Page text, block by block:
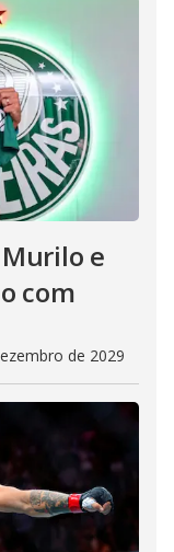
e
com
de 2029